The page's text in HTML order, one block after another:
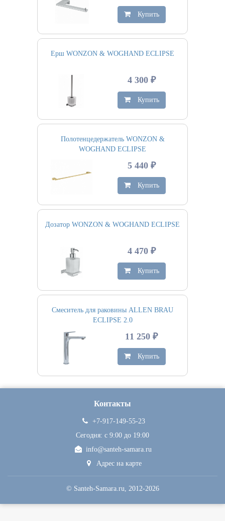
Купить
Ерш WONZON & WOGHAND ECLIPSE
4 300 ₽
Купить
Полотенцедержатель WONZON &
WOGHAND ECLIPSE
5 440 ₽
Купить
Дозатор WONZON & WOGHAND ECLIPSE
4 470 ₽
Купить
Смеситель для раковины ALLEN BRAU
ECLIPSE 2.0
11 250 ₽
Купить
Контакты
+7-917-149-55-23
Сегодня: c 9:00 до 19:00
info@santeh-samara.ru
Адрес на карте
© Santeh-Samara.ru, 2012-2026